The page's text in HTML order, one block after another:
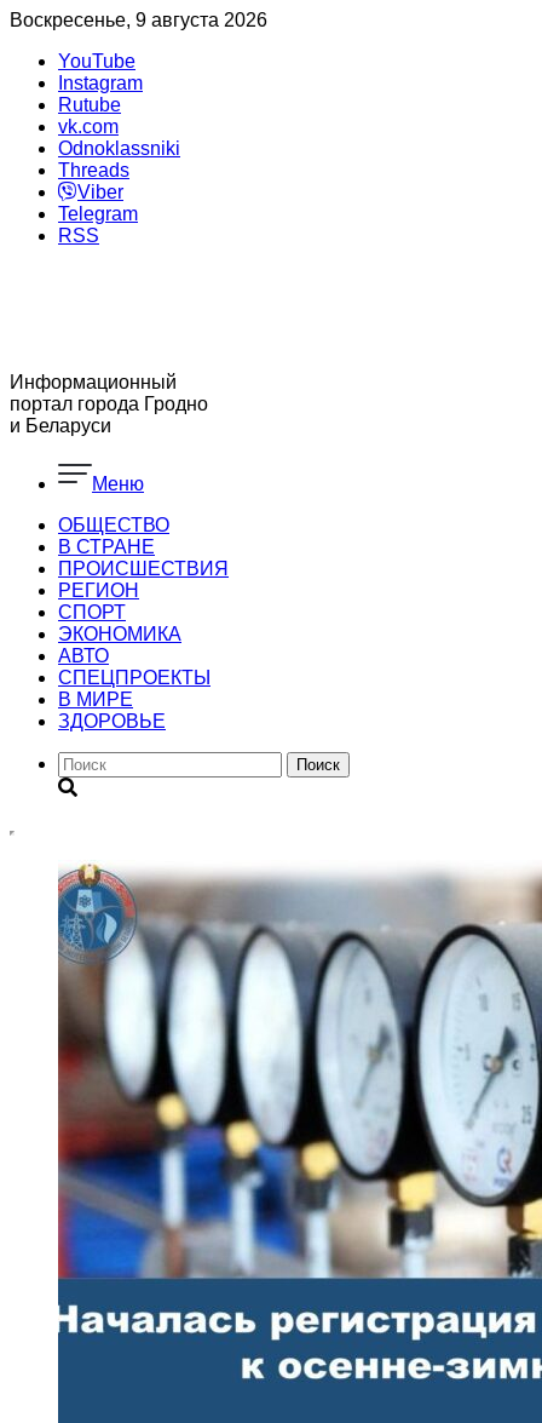
Воскресенье, 9 августа 2026
YouTube
Instagram
Rutube
vk.com
Odnoklassniki
Threads
Viber
Telegram
RSS
Информационный
портал города Гродно
и Беларуси
Меню
ОБЩЕСТВО
В СТРАНЕ
ПРОИСШЕСТВИЯ
РЕГИОН
CПОРТ
ЭКОНОМИКА
АВТО
СПЕЦПРОЕКТЫ
В МИРЕ
ЗДОРОВЬЕ
Поиск